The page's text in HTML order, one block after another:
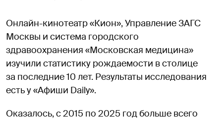
Онлайн-кинотеатр «Кион», Управление ЗАГС
Москвы и система городского
здравоохранения «Московская медицина»
изучили статистику рождаемости в столице
за последние 10 лет. Результаты исследования
есть у «Афиши Daily».
Оказалось, с 2015 по 2025 год больше всего